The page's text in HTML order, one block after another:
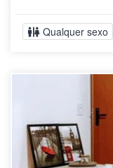
Qualquer sexo